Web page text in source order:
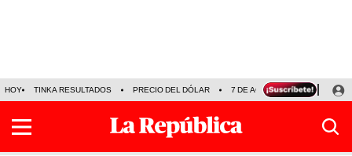
HOY TINKA RESULTADOS PRECIO DEL DÓLAR 7 DE AGOSTO OLLANTA